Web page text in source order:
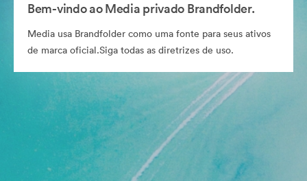
Bem-vindo ao Media privado Brandfolder.
Media usa Brandfolder como uma fonte para seus ativos
de marca oficial.Siga todas as diretrizes de uso.